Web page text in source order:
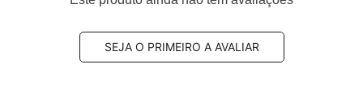
SEJA O PRIMEIRO A AVALIAR